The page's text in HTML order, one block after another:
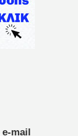
e-mail